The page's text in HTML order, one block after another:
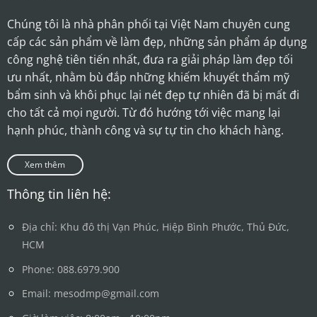
Chúng tôi là nhà phân phối tại Việt Nam chuyên cung
cấp các sản phẩm về làm đẹp, những sản phẩm áp dụng
công nghệ tiên tiến nhất, đưa ra giải pháp làm đẹp tối
ưu nhất, nhằm bù đắp những khiếm khuyết thẩm mỹ
bẩm sinh và khôi phục lại nét đẹp tự nhiên đã bị mất đi
cho tất cả mọi người. Từ đó hướng tới việc mang lại
hạnh phúc, thành công và sự tự tin cho khách hàng.
Xem thêm
Thông tin liên hệ:
Địa chỉ: Khu đô thị Vạn Phúc, Hiệp Bình Phước, Thủ Đức,
HCM
Phone: 088.6979.900
Email: mesodmp@gmail.com